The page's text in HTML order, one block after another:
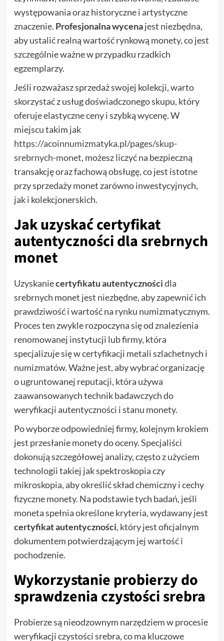
występowania oraz historyczne i artystyczne
znaczenie. Profesjonalna wycenajest niezbędna,
aby ustalić realną wartość rynkową monety, co jest
szczególnie ważne w przypadku rzadkich
egzemplarzy.
Jeśli rozważasz sprzedaż swojej kolekcji, warto
skorzystać z usług doświadczonego skupu, który
oferuje elastyczne ceny i szybką wycenę. W
miejscu takim jak
https://acoinnumizmatyka.pl/pages/skup-
srebrnych-monet, możesz liczyć na bezpieczną
transakcję oraz fachową obsługę, co jest istotne
przy sprzedaży monet zarówno inwestycyjnych,
jak i kolekcjonerskich.
Jak uzyskać certyfikat
autentyczności dla srebrnych
monet
Uzyskaniecertyfikatu autentycznościdla
srebrnych monet jest niezbędne, aby zapewnić ich
prawdziwość i wartość na rynku numizmatycznym.
Proces ten zwykle rozpoczyna się od znalezienia
renomowanej instytucji lub firmy, która
specjalizuje się w certyfikacji metali szlachetnych i
numizmatów. Ważne jest, aby wybrać organizację
o ugruntowanej reputacji, która używa
zaawansowanych technik badawczych do
weryfikacji autentyczności i stanu monety.
Po wyborze odpowiedniej firmy, kolejnym krokiem
jest przesłanie monety do oceny. Specjaliści
dokonują szczegółowej analizy, często z użyciem
technologii takiej jak spektroskopia czy
mikroskopia, aby określić skład chemiczny i cechy
fizyczne monety. Na podstawie tych badań, jeśli
moneta spełnia określone kryteria, wydawany jest
certyfikat autentyczności, który jest oficjalnym
dokumentem potwierdzającym jej wartość i
pochodzenie.
Wykorzystanie probierzy do
sprawdzenia czystości srebra
Probierze są nieodzownym narzędziem w procesie
weryfikacji czystości srebra, co ma kluczowe